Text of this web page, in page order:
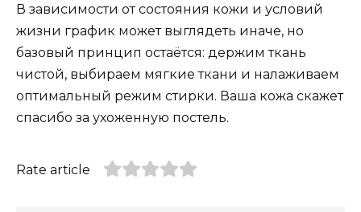
В зависимости от состояния кожи и условий
жизни график может выглядеть иначе, но
базовый принцип остаётся: держим ткань
чистой, выбираем мягкие ткани и налаживаем
оптимальный режим стирки. Ваша кожа скажет
спасибо за ухоженную постель.
Rate article